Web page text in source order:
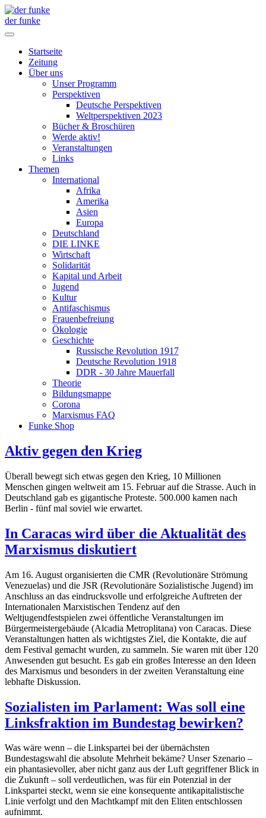
der funke
Startseite
Zeitung
Über uns
Unser Programm
Perspektiven
Deutsche Perspektiven
Weltperspektiven 2023
Bücher & Broschüren
Werde aktiv!
Veranstaltungen
Links
Themen
International
Afrika
Amerika
Asien
Europa
Deutschland
DIE LINKE
Wirtschaft
Solidarität
Kapital und Arbeit
Jugend
Kultur
Antifaschismus
Frauenbefreiung
Ökologie
Geschichte
Russische Revolution 1917
Deutsche Revolution 1918
DDR - 30 Jahre Mauerfall
Theorie
Bildungsmappe
Corona
Marxismus FAQ
Funke Shop
Aktiv gegen den Krieg
Überall bewegt sich etwas gegen den Krieg, 10 Millionen
Menschen gingen weltweit am 15. Februar auf die Strasse. Auch in
Deutschland gab es gigantische Proteste. 500.000 kamen nach
Berlin - fünf mal soviel wie erwartet.
In Caracas wird über die Aktualität des
Marxismus diskutiert
Am 16. August organisierten die CMR (Revolutionäre Strömung
Venezuelas) und die JSR (Revolutionäre Sozialistische Jugend) im
Anschluss an das eindrucksvolle und erfolgreiche Auftreten der
Internationalen Marxistischen Tendenz auf den
Weltjugendfestspielen zwei öffentliche Veranstaltungen im
Bürgermeistergebäude (Alcadia Metroplitana) von Caracas. Diese
Veranstaltungen hatten als wichtigstes Ziel, die Kontakte, die auf
dem Festival gemacht wurden, zu sammeln. Sie waren mit über 120
Anwesenden gut besucht. Es gab ein großes Interesse an den Ideen
des Marxismus und besonders in der zweiten Veranstaltung eine
lebhafte Diskussion.
Sozialisten im Parlament: Was soll eine
Linksfraktion im Bundestag bewirken?
Was wäre wenn – die Linkspartei bei der übernächsten
Bundestagswahl die absolute Mehrheit bekäme? Unser Szenario –
ein phantasievoller, aber nicht ganz aus der Luft gegriffener Blick in
die Zukunft – soll verdeutlichen, was für ein Potenzial in der
Linkspartei steckt, wenn sie eine konsequente antikapitalistische
Linie verfolgt und den Machtkampf mit den Eliten entschlossen
aufnimmt.